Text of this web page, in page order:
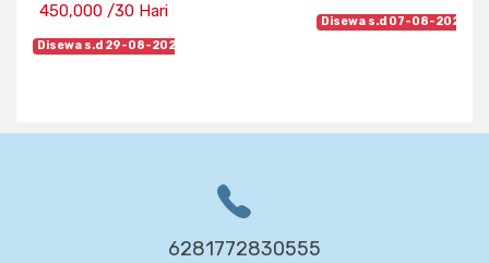
450,000 /30 Hari
Disewa s.d 29-08-2026
Disewa s.d 07-08-2026
6281772830555